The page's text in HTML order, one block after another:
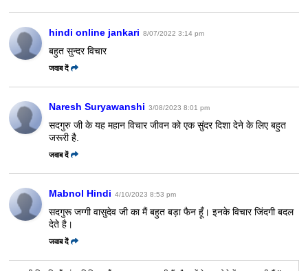
hindi online jankari 8/07/2022 3:14 pm
बहुत सुन्दर विचार
जवाब दें
Naresh Suryawanshi 3/08/2023 8:01 pm
सदगुरु जी के यह महान विचार जीवन को एक सुंदर दिशा देने के लिए बहुत
जरूरी है.
जवाब दें
Mabnol Hindi 4/10/2023 8:53 pm
सदगुरू जग्गी वासुदेव जी का मैं बहुत बड़ा फैन हूँ। इनके विचार जिंदगी बदल
देते है।
जवाब दें